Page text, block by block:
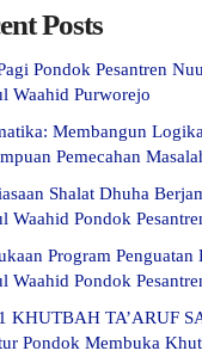
Posts
Pondok Pesantren
Waahid Purworejo
Membangun
Pemecahan
Shalat Dhuha
Waahid Pondok
Program Penguatan
Waahid Pondok
KHUTBAH TA’ARUF
Pondok Membuka